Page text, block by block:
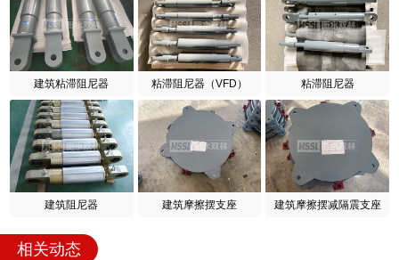
建筑粘滞阻尼器 粘滞阻尼器（VFD） 粘滞阻尼器
建筑阻尼器 建筑摩擦摆支座 建筑摩擦摆减隔震支座
相关动态